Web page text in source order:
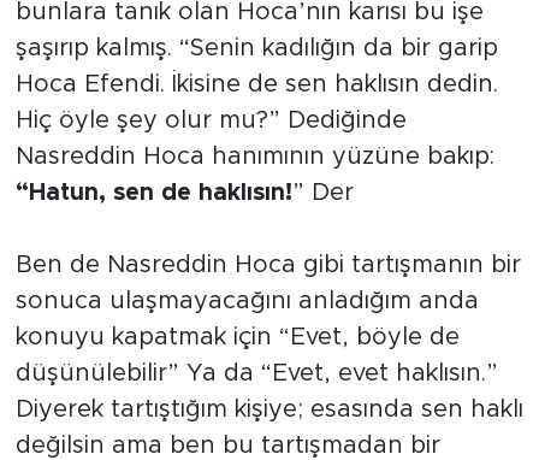
bunlara tanık olan Hoca’nın karısı bu işe
şaşırıp kalmış. “Senin kadılığın da bir garip
Hoca Efendi. İkisine de sen haklısın dedin.
Hiç öyle şey olur mu?” Dediğinde
Nasreddin Hoca hanımının yüzüne bakıp:
“Hatun, sen de haklısın!” Der
Ben de Nasreddin Hoca gibi tartışmanın bir
sonuca ulaşmayacağını anladığım anda
konuyu kapatmak için “Evet, böyle de
düşünülebilir” Ya da “Evet, evet haklısın.”
Diyerek tartıştığım kişiye; esasında sen haklı
değilsin ama ben bu tartışmadan bir